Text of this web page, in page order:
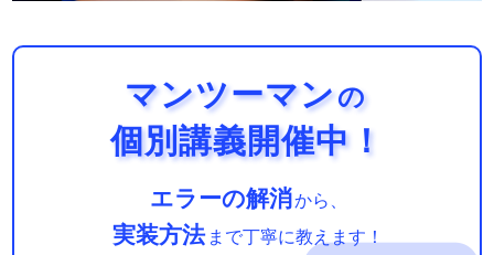
マンツーマンの
個別講義開催中！
エラーの解消から、
実装方法 まで丁寧に教えます！